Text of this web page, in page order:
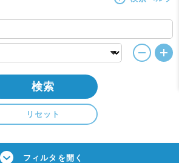
検索
リセット
フィルタを開く